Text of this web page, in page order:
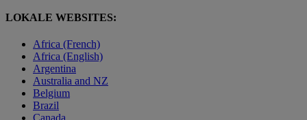
LOKALE WEBSITES:
Africa (French)
Africa (English)
Argentina
Australia and NZ
Belgium
Brazil